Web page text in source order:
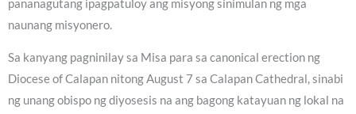
pananagutang ipagpatuloy ang misyong sinimulan ng mga
naunang misyonero.
Sa kanyang pagninilay sa Misa para sa canonical erection ng
Diocese of Calapan nitong August 7 sa Calapan Cathedral, sinabi
ng unang obispo ng diyosesis na ang bagong katayuan ng lokal na